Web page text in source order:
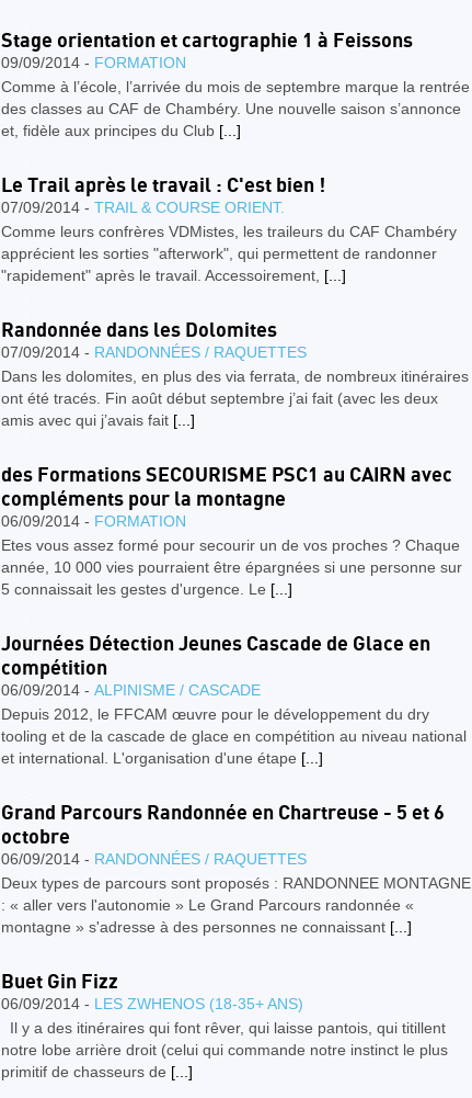
Stage orientation et cartographie 1 à Feissons
09/09/2014 - FORMATION
Comme à l’école, l’arrivée du mois de septembre marque la rentrée
des classes au CAF de Chambéry. Une nouvelle saison s’annonce
et, fidèle aux principes du Club [...]
Le Trail après le travail : C'est bien !
07/09/2014 - TRAIL & COURSE ORIENT.
Comme leurs confrères VDMistes, les traileurs du CAF Chambéry
apprécient les sorties "afterwork", qui permettent de randonner
"rapidement" après le travail. Accessoirement, [...]
Randonnée dans les Dolomites
07/09/2014 - RANDONNÉES / RAQUETTES
Dans les dolomites, en plus des via ferrata, de nombreux itinéraires
ont été tracés. Fin août début septembre j’ai fait (avec les deux
amis avec qui j’avais fait [...]
des Formations SECOURISME PSC1 au CAIRN avec
compléments pour la montagne
06/09/2014 - FORMATION
Etes vous assez formé pour secourir un de vos proches ? Chaque
année, 10 000 vies pourraient être épargnées si une personne sur
5 connaissait les gestes d'urgence. Le [...]
Journées Détection Jeunes Cascade de Glace en
compétition
06/09/2014 - ALPINISME / CASCADE
Depuis 2012, le FFCAM œuvre pour le développement du dry
tooling et de la cascade de glace en compétition au niveau national
et international. L'organisation d'une étape [...]
Grand Parcours Randonnée en Chartreuse - 5 et 6
octobre
06/09/2014 - RANDONNÉES / RAQUETTES
Deux types de parcours sont proposés : RANDONNEE MONTAGNE
: « aller vers l'autonomie » Le Grand Parcours randonnée «
montagne » s'adresse à des personnes ne connaissant [...]
Buet Gin Fizz
06/09/2014 - LES ZWHENOS (18-35+ ANS)
Il y a des itinéraires qui font rêver, qui laisse pantois, qui titillent
notre lobe arrière droit (celui qui commande notre instinct le plus
primitif de chasseurs de [...]